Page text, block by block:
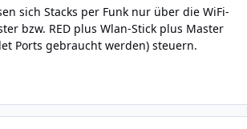
sich Stacks per Funk nur über die WiFi-
bzw. RED plus Wlan-Stick plus Master
Ports gebraucht werden) steuern.